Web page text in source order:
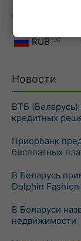
RUB100
Новости
ВТБ (Беларусь)
кредитных
Приорбанк
бесплатных
В Беларусь
Dolphin
В Беларуси
недвижимости